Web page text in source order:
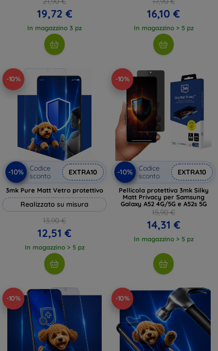
19,72 €
In magazzino 3 pz
16,10 €
In magazzino > 5 pz
-10%
-10%
Codice
sconto
EXTRA10
3mk Pure Matt Vetro protettivo
Realizzato su misura
13,90 €
12,51 €
In magazzino > 5 pz
-10%
-10%
Codice
sconto
EXTRA10
Pellicola protettiva 3mk Silky
Matt Privacy per Samsung
Galaxy A52 4G/5G e A52s 5G
15,90 €
14,31 €
In magazzino > 5 pz
-10% -10%